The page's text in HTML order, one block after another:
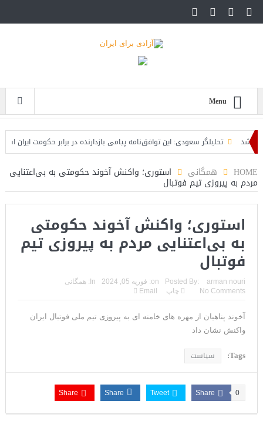
Menu
تحلیلگر سعودی: این توافق‌نامه پیامی بازدارنده در برابر حکومت ایران است
HOME همگانی استوری؛ واکنش آخوند حکومتی به بی‌اعتنایی
مردم به پیروزی تیم فوتبال
استوری؛ واکنش آخوند حکومتی
به بی‌اعتنایی مردم به پیروزی تیم
فوتبال
Posted By: arman nouri
on: فوریه 05, 2024 In:
همگانی
No Comments
چاپ Email
آخوند پناهیان از مهره های خامنه ای به پیروزی تیم ملی فوتبال ایران
واکنش نشان داد
Tags: سیاست
Share 0
Tweet
Share
Share